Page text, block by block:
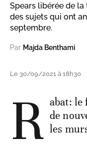
Spears libérée de la
des sujets qui ont
septembre.
Par Majda Benthami
Le 30/09/2021 à 18h30
R abat: le
de
les